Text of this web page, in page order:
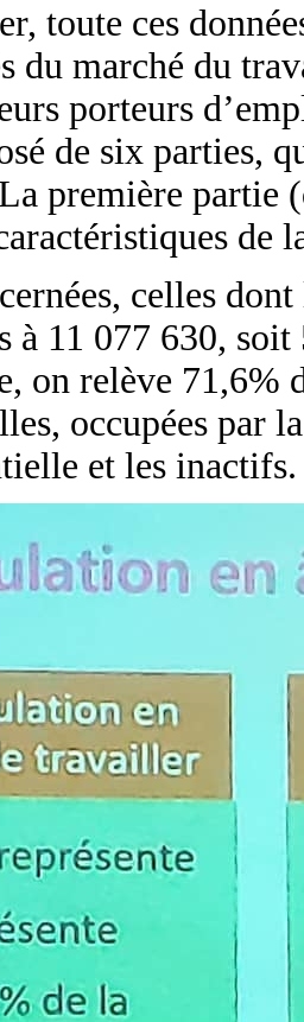
toute ces
du marché du
porteurs
de six parties,
première partie
de
celles
à 11 077 630,
on relève
occupées par
et les inactifs.